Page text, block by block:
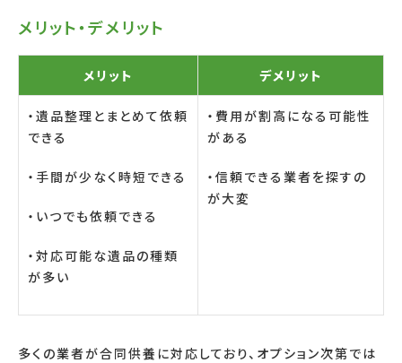
メリット・デメリット
メリット デメリット
・遺品整理とまとめて依頼
できる
・手間が少なく時短できる
・いつでも依頼できる
・対応可能な遺品の種類
が多い
・費用が割高になる可能性
がある
・信頼できる業者を探すの
が大変
多くの業者が合同供養に対応しており、オプション次第では